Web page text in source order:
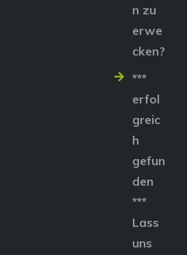
n zu
erwe
cken?
***
erfol
greic
h
gefun
den
***
Lass
uns